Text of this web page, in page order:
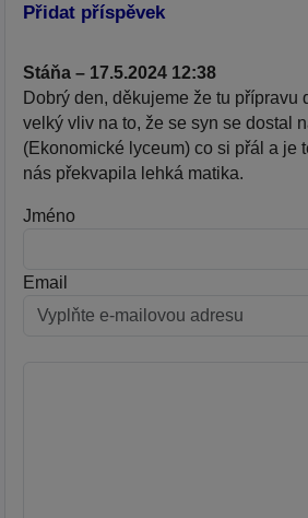
Přidat příspěvek
Stáňa – 17.5.2024 12:38
Dobrý den, děkujeme že tu přípravu
velký vliv na to, že se syn se dostal
(Ekonomické lyceum) co si přál a je
nás překvapila lehká matika.
Jméno
Email